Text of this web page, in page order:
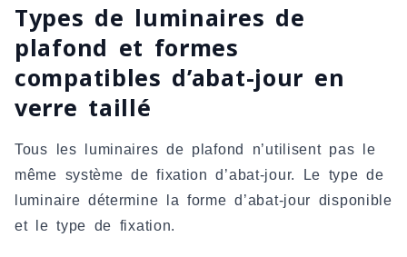
Types de luminaires de
plafond et formes
compatibles d’abat-jour en
verre taillé
Tous les luminaires de plafond n’utilisent pas le
même système de fixation d’abat-jour. Le type de
luminaire détermine la forme d’abat-jour disponible
et le type de fixation.